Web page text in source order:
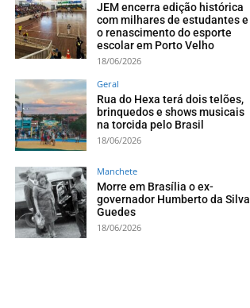
JEM encerra edição histórica
com milhares de estudantes e
o renascimento do esporte
escolar em Porto Velho
18/06/2026
Geral
Rua do Hexa terá dois telões,
brinquedos e shows musicais
na torcida pelo Brasil
18/06/2026
Manchete
Morre em Brasília o ex-
governador Humberto da Silva
Guedes
18/06/2026